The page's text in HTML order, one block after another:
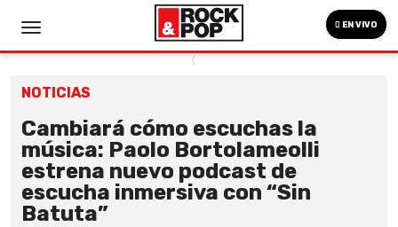
EN VIVO
NOTICIAS
Cambiará cómo escuchas la
música: Paolo Bortolameolli
estrena nuevo podcast de
escucha inmersiva con “Sin
Batuta”